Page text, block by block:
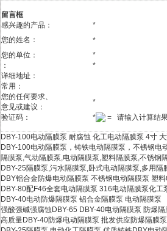
留言框
感兴趣的产品：
*
您的姓名：
*
您的单位：
*
：
*
详细地址：
常用：
您的任何要求、
意见或建议：
*
验证码：
* = 请输入计算结果
DBY-100电动隔膜泵 耐腐蚀 化工电动隔膜泵 4寸
DBY-100电动隔膜泵，铸铁电动隔膜泵，不锈钢电
隔膜泵,气动隔膜泵,电动隔膜泵,塑料隔膜泵,不锈钢
DBY-25隔膜泵,污水隔膜泵,卧式电动隔膜泵,多用隔
DBY铝合金防爆电动隔膜泵 不锈钢电动隔膜泵 塑
DBY-80配F46全套电动隔膜泵 316电动隔膜泵化工
DBY-40电动防爆隔膜泵 铝合金隔膜泵 电动隔膜泵
强酸强碱强腐蚀DBY-65 DBY-40电动隔膜泵 防爆隔
高质量DBY-40防爆电动隔膜泵 批发供应防爆隔膜泵